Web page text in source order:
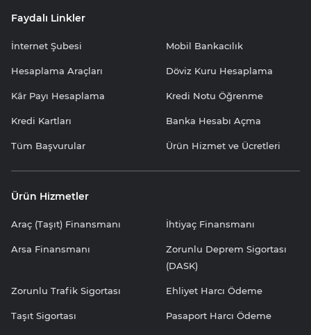
Faydalı Linkler
İnternet Şubesi Mobil Bankacılık
Hesaplama Araçları Döviz Kuru Hesaplama
Kâr Payı Hesaplama Kredi Notu Öğrenme
Kredi Kartları Banka Hesabı Açma
Tüm Başvurular Ürün Hizmet ve Ücretleri
Ürün Hizmetler
Araç (Taşıt) Finansmanı İhtiyaç Finansmanı
Arsa Finansmanı
Zorunlu Deprem Sigortası
(DASK)
Zorunlu Trafik Sigortası Ehliyet Harcı Ödeme
Taşıt Sigortası Pasaport Harcı Ödeme